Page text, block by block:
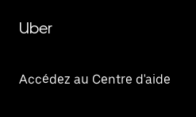
Uber
Accédez au Centre d'aide